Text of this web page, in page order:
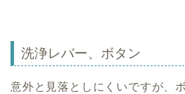
洗浄レバー、ボタン
意外と見落としにくいですが、